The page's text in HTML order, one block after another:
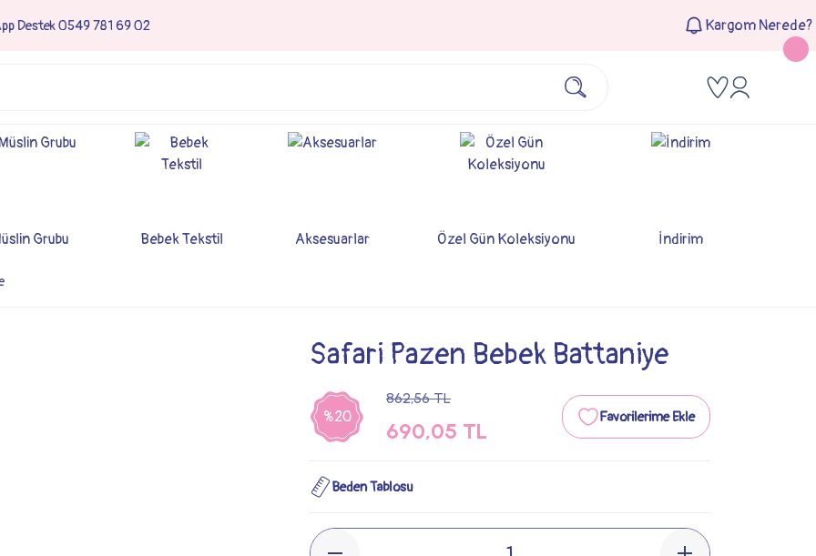
Destek 0549 781 69 02 Kargom Nerede?
Grubu Bebek Tekstil Aksesuarlar Özel Gün Koleksiyonu İndirim
Safari Pazen Bebek Battaniye
%20
862,56 TL
690,05 TL
Beden Tablosu